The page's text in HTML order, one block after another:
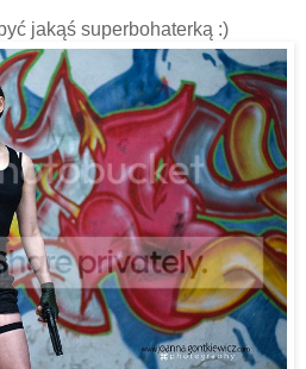
jakąś superbohaterką :)